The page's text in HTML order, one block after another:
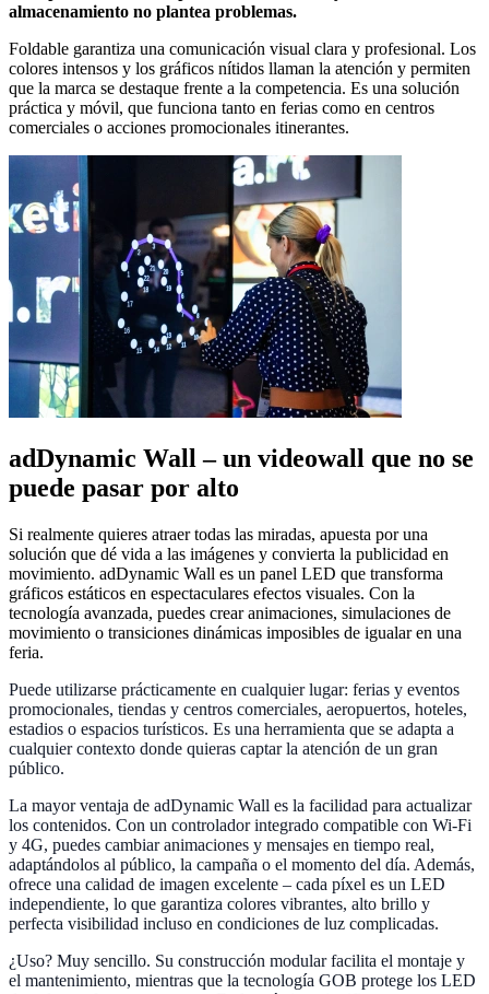
almacenamiento no plantea problemas.
Foldable garantiza una comunicación visual clara y profesional. Los
colores intensos y los gráficos nítidos llaman la atención y permiten
que la marca se destaque frente a la competencia. Es una solución
práctica y móvil, que funciona tanto en ferias como en centros
comerciales o acciones promocionales itinerantes.
adDynamic Wall – un videowall que no se
puede pasar por alto
Si realmente quieres atraer todas las miradas, apuesta por una
solución que dé vida a las imágenes y convierta la publicidad en
movimiento. adDynamic Wall es un panel LED que transforma
gráficos estáticos en espectaculares efectos visuales. Con la
tecnología avanzada, puedes crear animaciones, simulaciones de
movimiento o transiciones dinámicas imposibles de igualar en una
feria.
Puede utilizarse prácticamente en cualquier lugar: ferias y eventos
promocionales, tiendas y centros comerciales, aeropuertos, hoteles,
estadios o espacios turísticos. Es una herramienta que se adapta a
cualquier contexto donde quieras captar la atención de un gran
público.
La mayor ventaja de adDynamic Wall es la facilidad para actualizar
los contenidos. Con un controlador integrado compatible con Wi-Fi
y 4G, puedes cambiar animaciones y mensajes en tiempo real,
adaptándolos al público, la campaña o el momento del día. Además,
ofrece una calidad de imagen excelente – cada píxel es un LED
independiente, lo que garantiza colores vibrantes, alto brillo y
perfecta visibilidad incluso en condiciones de luz complicadas.
¿Uso? Muy sencillo. Su construcción modular facilita el montaje y
el mantenimiento, mientras que la tecnología GOB protege los LED